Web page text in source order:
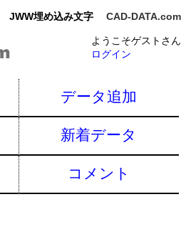
JWW埋め込み文字 CAD-DATA.com
ようこそゲストさん
ログイン
データ追加
新着データ
コメント